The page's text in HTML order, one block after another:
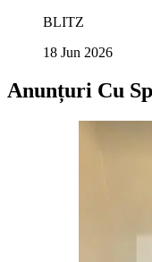
BLITZ
18 Jun 2026
Anunțuri Cu